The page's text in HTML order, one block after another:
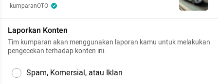
kumparanOTO
Laporkan Konten
Tim kumparan akan menggunakan laporan kamu untuk melakukan
pengecekan terhadap konten ini.
Spam, Komersial, atau Iklan